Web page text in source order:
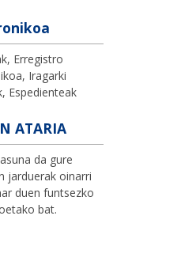
Erregistro
Iragarki
Espedienteak
ATARIA
da gure
jarduerak oinarri
duen funtsezko
bat.